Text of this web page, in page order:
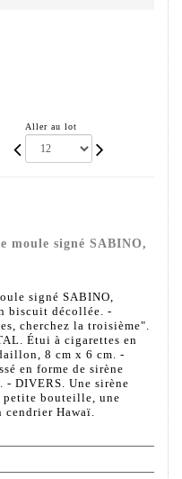
Aller au lot
moule signé SABINO,
signé SABINO,
biscuit décollée. -
cherchez la troisième".
Étui à cigarettes en
8 cm x 6 cm. -
en forme de sirène
- DIVERS. Une sirène
petite bouteille, une
cendrier Hawaï.